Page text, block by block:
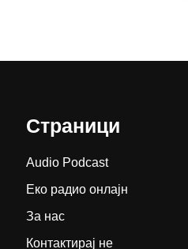
Страници
Audio Podcast
Еко радио онлајн
За нас
Контактирај не